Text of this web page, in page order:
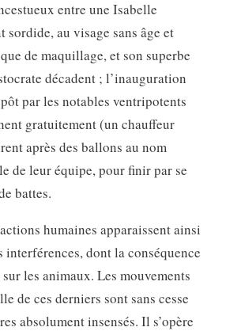
entre une Isabelle
sordide, au visage sans âge et
de maquillage, et son superbe
décadent ; l’inauguration
par les notables ventripotents
gratuitement (un chauffeur
après des ballons au nom
de leur équipe, pour finir par se
battes.
humaines apparaissent ainsi
interférences, dont la conséquence
les animaux. Les mouvements
de ces derniers sont sans cesse
absolument insensés. Il s’opère